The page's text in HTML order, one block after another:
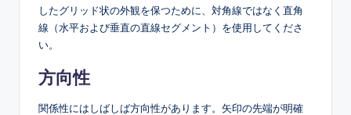
したグリッド状の外観を保つために、対角線ではなく直角
線（水平および垂直の直線セグメント）を使用してくださ
い。
方向性
関係性にはしばしば方向性があります。矢印の先端が明確